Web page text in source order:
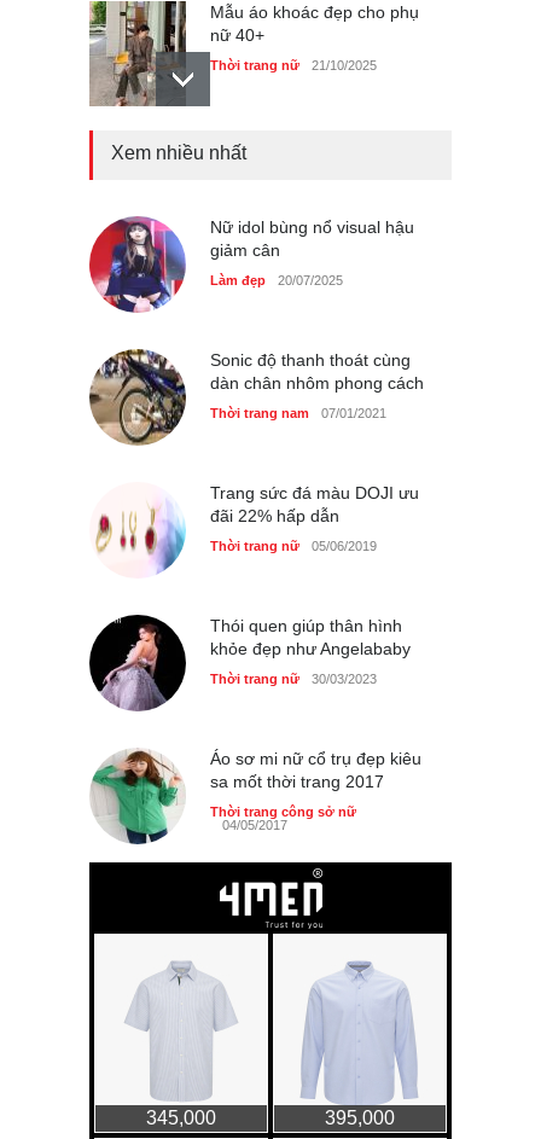
Mẫu áo khoác đẹp cho phụ
nữ 40+
Thời trang nữ 21/10/2025
Chiếc áo dài cưới của Hoa
sáng tạo mới của giới trẻ
Thời trang nữ 21/10/2025
Xem nhiều nhất
Nữ idol bùng nổ visual hậu
giảm cân
Làm đẹp 20/07/2025
Sonic độ thanh thoát cùng
dàn chân nhôm phong cách
Thời trang nam 07/01/2021
Trang sức đá màu DOJI ưu
đãi 22% hấp dẫn
Thời trang nữ 05/06/2019
Thói quen giúp thân hình
khỏe đẹp như Angelababy
Thời trang nữ 30/03/2023
Áo sơ mi nữ cổ trụ đẹp kiêu
sa mốt thời trang 2017
Thời trang công sở nữ
04/05/2017